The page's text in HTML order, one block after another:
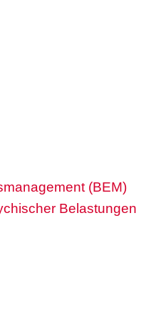
(BEM)
Belastungen